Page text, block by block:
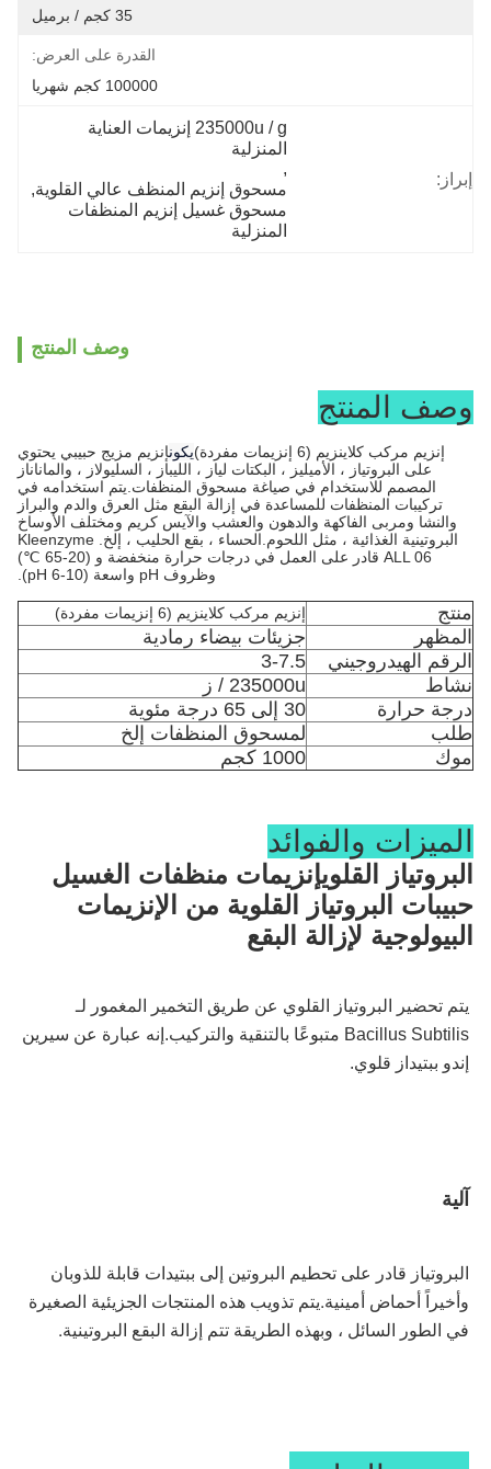
35 كجم / برميل
القدرة على العرض:
100000 كجم شهريا
إبراز:
المنزلية
,
مسحوق إنزيم المنظف عالي القلوية,
المنزلية
وصف المنتج
وصف المنتج
إنزيم مركب كلاينزيم (6 إنزيمات مفردة) يكونإنزيم مزيج حبيبي يحتوي
على البروتياز ، الأميليز ، البكتات لياز ، الليباز ، السليولاز ، والماناناز
المصمم للاستخدام في صياغة مسحوق المنظفات.يتم استخدامه في
تركيبات المنظفات للمساعدة في إزالة البقع مثل العرق والدم والبراز
والنشا ومربى الفاكهة والدهون والعشب والآيس كريم ومختلف الأوساخ
البروتينية الغذائية ، مثل اللحوم.الحساء ، بقع الحليب ، إلخ. Kleenzyme
ALL 06 قادر على العمل في درجات حرارة منخفضة و (20-65 ℃)
وظروف pH واسعة (pH 6-10).
منتج إنزيم مركب كلاينزيم (6 إنزيمات مفردة)
المظهر
جزيئات بيضاء رمادية
الرقم الهيدروجيني
3-7.5
نشاط
235000u / ز
درجة حرارة
30 إلى 65 درجة مئوية
طلب
لمسحوق المنظفات إلخ
موك
1000 كجم
الميزات والفوائد
البروتياز القلويإنزيمات منظفات الغسيل
حبيبات البروتياز القلوية من الإنزيمات
البيولوجية لإزالة البقع
إندو ببتيداز قلوي.
آلية
في الطور السائل ، وبهذه الطريقة تتم إزالة البقع البروتينية.